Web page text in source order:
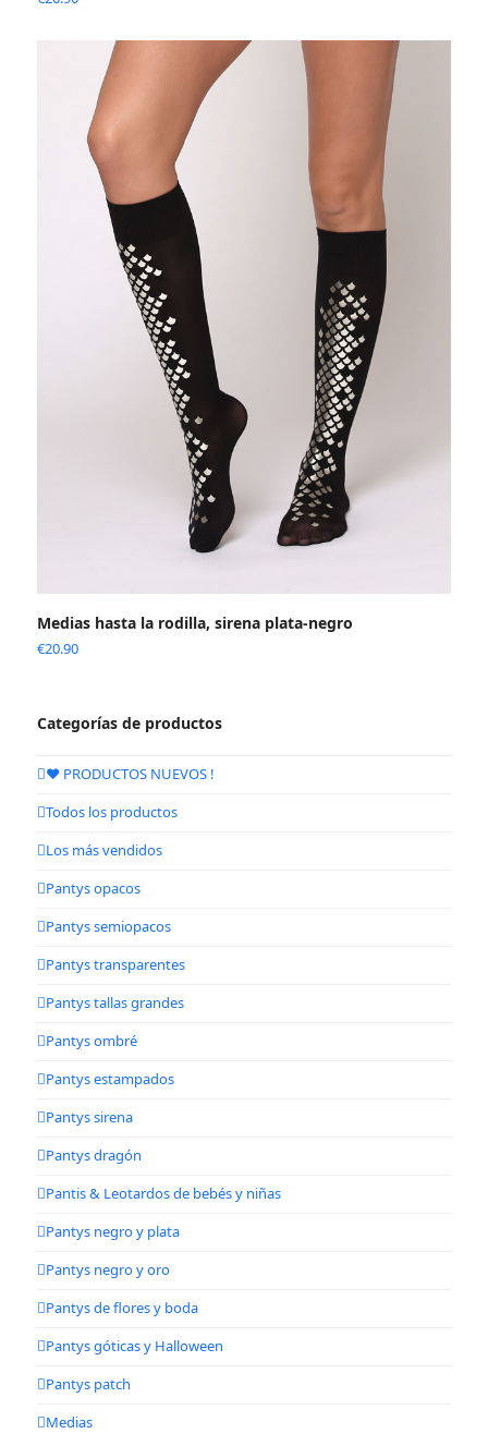
Medias hasta la rodilla, sirena plata-negro
€20.90
Categorías de productos
❤️ PRODUCTOS NUEVOS !
Todos los productos
Los más vendidos
Pantys opacos
Pantys semiopacos
Pantys transparentes
Pantys tallas grandes
Pantys ombré
Pantys estampados
Pantys sirena
Pantys dragón
Pantis & Leotardos de bebés y niñas
Pantys negro y plata
Pantys negro y oro
Pantys de flores y boda
Pantys góticas y Halloween
Pantys patch
Medias